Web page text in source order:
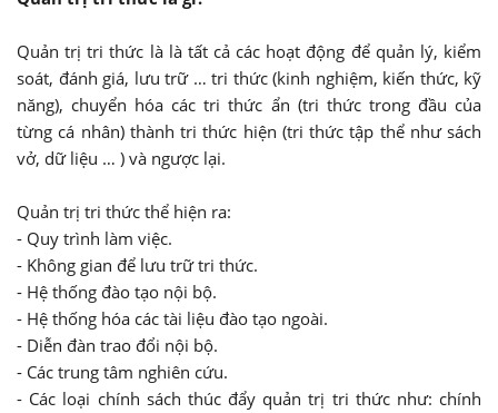
Quản trị tri thức là là tất cả các hoạt động để quản lý, kiểm
soát, đánh giá, lưu trữ … tri thức (kinh nghiệm, kiến thức, kỹ
năng), chuyển hóa các tri thức ẩn (tri thức trong đầu của
từng cá nhân) thành tri thức hiện (tri thức tập thể như sách
vở, dữ liệu … ) và ngược lại.
Quản trị tri thức thể hiện ra:
- Quy trình làm việc.
- Không gian để lưu trữ tri thức.
- Hệ thống đào tạo nội bộ.
- Hệ thống hóa các tài liệu đào tạo ngoài.
- Diễn đàn trao đổi nội bộ.
- Các trung tâm nghiên cứu.
- Các loại chính sách thúc đẩy quản trị tri thức như: chính